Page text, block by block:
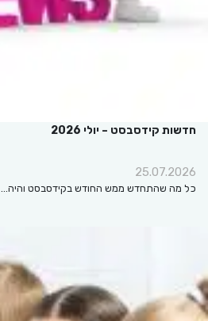
חדשות קידסבסט – יולי 2026
25.07.2026
כל מה שהתחדש ממש החודש בקידסבסט והיה…